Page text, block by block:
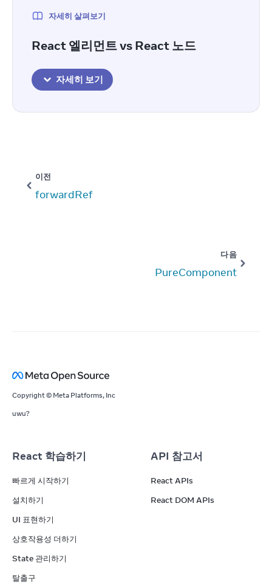
자세히 살펴보기
React 엘리먼트 vs React 노드
자세히 보기
이전
forwardRef
다음
PureComponent
Copyright © Meta Platforms, Inc
uwu?
React 학습하기
빠르게 시작하기
설치하기
UI 표현하기
상호작용성 더하기
State 관리하기
탈출구
API 참고서
React APIs
React DOM APIs